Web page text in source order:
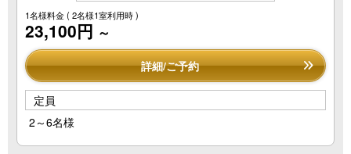
1名様料金( 2名様1室利用時 )
23,100円 ～
詳細/ご予約
定員
2～6名様